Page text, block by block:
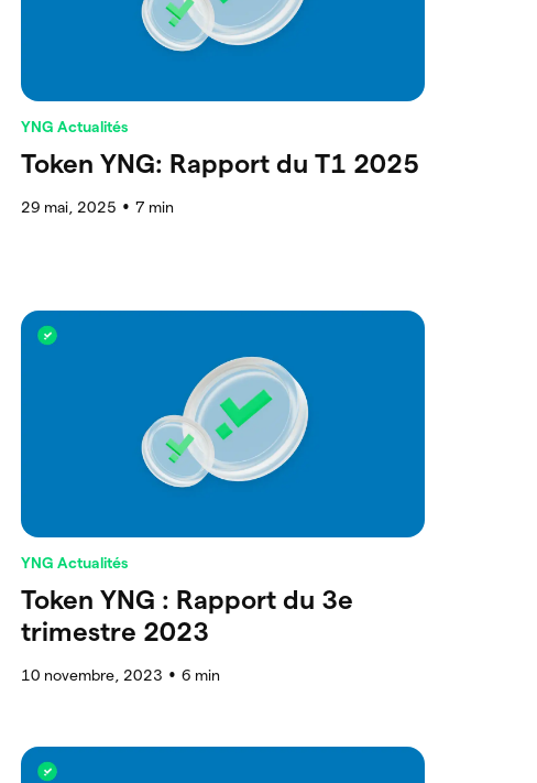
YNG Actualités
Token YNG: Rapport du T1 2025
29 mai, 2025 ● 7 min
YNG Actualités
Token YNG : Rapport du 3e
trimestre 2023
10 novembre, 2023 ● 6 min